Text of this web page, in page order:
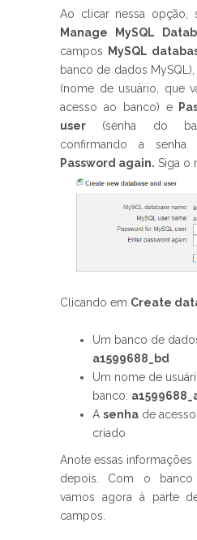
Ao clicar nessa opção,
Manage MySQL
campos
MySQL
banco de dados MySQL),
(nome de usuário, que
acesso ao banco) e
user (senha do
confirmando a
Password again. Siga o
Clicando em Create
Um banco de
a1599688_bd
Um nome de
banco:
A senha de
criado
Anote essas informações
depois. Com o
vamos agora à parte
campos.